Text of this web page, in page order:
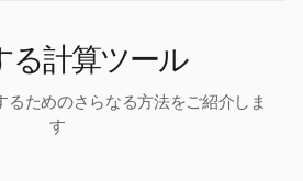
る計算ツール
るためのさらなる方法をご紹介しま
す